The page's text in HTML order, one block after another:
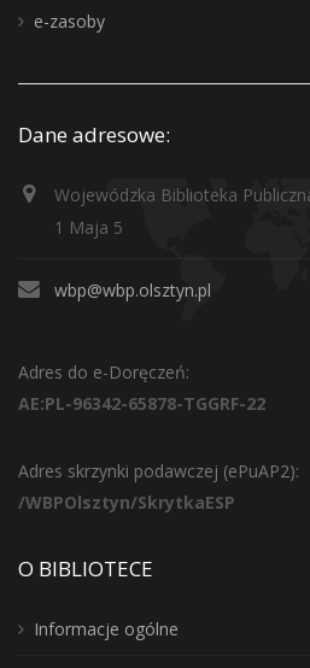
e-zasoby
Dane adresowe:
Wojewódzka Biblioteka
1 Maja 5
wbp@wbp.olsztyn.pl
Adres do e-Doręczeń:
AE:PL-96342-65878-TGGRF-22
Adres skrzynki podawczej (ePuAP2):
/WBPOlsztyn/SkrytkaESP
O BIBLIOTECE
Informacje ogólne